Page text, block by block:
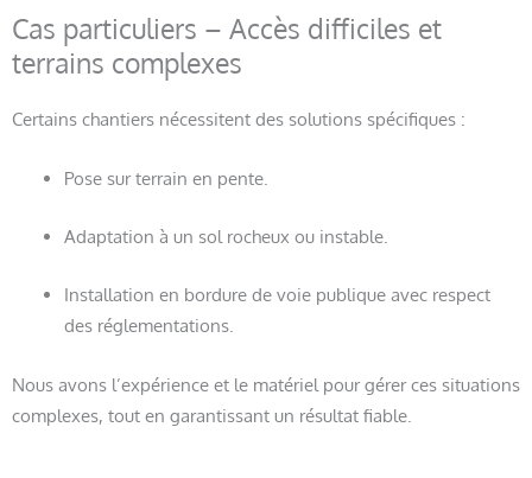
Cas particuliers – Accès difficiles et
terrains complexes
Certains chantiers nécessitent des solutions spécifiques :
Pose sur terrain en pente.
Adaptation à un sol rocheux ou instable.
Installation en bordure de voie publique avec respect
des réglementations.
Nous avons l’expérience et le matériel pour gérer ces situations
complexes, tout en garantissant un résultat fiable.